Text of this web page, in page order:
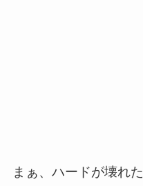
まぁ、ハードが壊れ